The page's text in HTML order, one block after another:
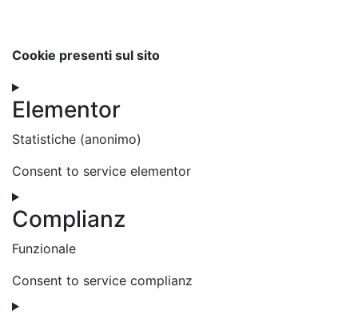
Cookie presenti sul sito
Elementor
Statistiche (anonimo)
Consent to service elementor
Complianz
Funzionale
Consent to service complianz